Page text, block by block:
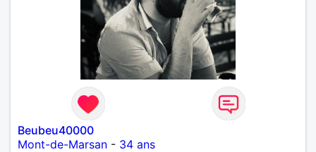
Beubeu40000
Mont-de-Marsan - 34 ans